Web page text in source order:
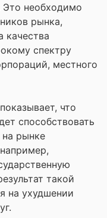
необходимо
рынка,
качества
спектру
местного
что
способствовать
рынке
такой
на ухудшении